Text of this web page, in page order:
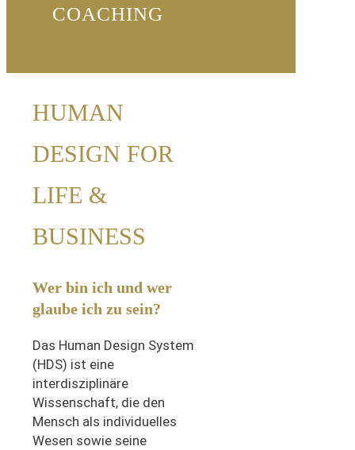
COACHING
HUMAN
DESIGN FOR
LIFE &
BUSINESS
Wer bin ich und wer
glaube ich zu sein?
Das Human Design System
(HDS) ist eine
interdisziplinäre
Wissenschaft, die den
Mensch als individuelles
Wesen sowie seine